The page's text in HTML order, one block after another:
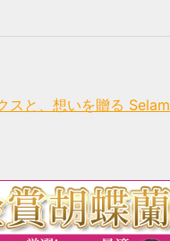
スと、想いを贈る Selam